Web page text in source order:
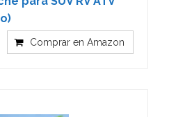
Comprar en Amazon